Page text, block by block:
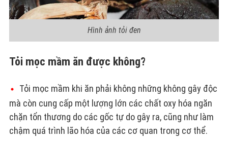
Hình ảnh tỏi đen
Tỏi mọc mầm ăn được không?
Tỏi mọc mầm khi ăn phải không những không gây độc
mà còn cung cấp một lượng lớn các chất oxy hóa ngăn
chặn tổn thương do các gốc tự do gây ra, cũng như làm
chậm quá trình lão hóa của các cơ quan trong cơ thể.